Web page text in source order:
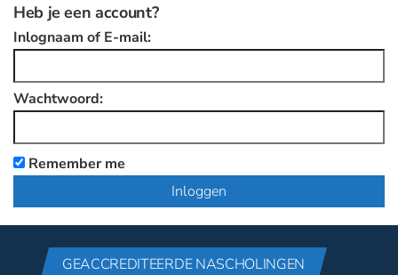
Heb je een account?
Inlognaam of E-mail:
Wachtwoord:
Remember me
GEACCREDITEERDE NASCHOLINGEN